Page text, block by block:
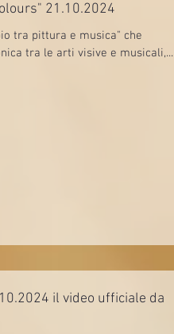
Video ufficiale "Portrait of Colours" 21.10.2024
tra pittura e musica" che
tra le arti visive e musicali,...
il video ufficiale da